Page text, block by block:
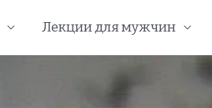
Лекции для мужчин